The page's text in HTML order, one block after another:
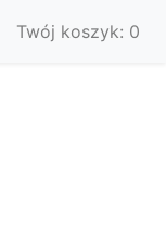
Twój koszyk: 0